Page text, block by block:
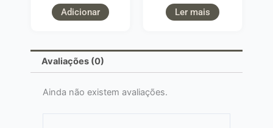
Adicionar Ler mais
Avaliações (0)
Ainda não existem avaliações.